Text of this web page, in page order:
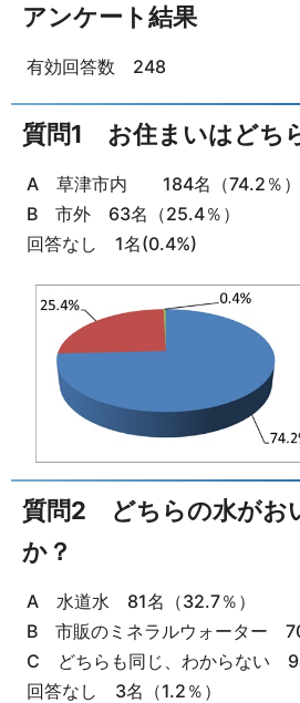
アンケート結果
有効回答数 248
質問1 お住まいはどち
A 草津市内 184名（74.2％）
B 市外 63名（25.4％）
回答なし 1名(0.4%)
質問2 どちらの水がお
か？
A 水道水 81名（32.7％）
B 市販のミネラルウォーター
C どちらも同じ、わからない
回答なし 3名（1.2％）